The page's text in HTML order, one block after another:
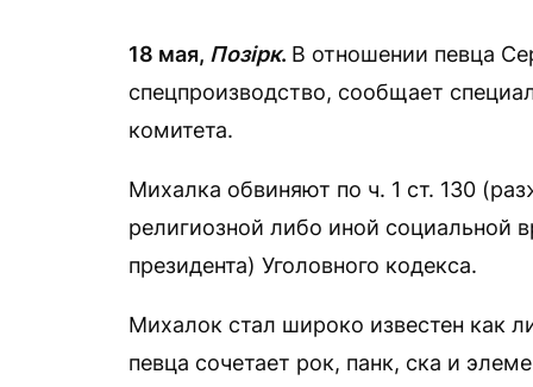
18 мая, Позірк. В отношении певца
спецпроизводство, сообщает
комитета.
Михалка обвиняют по ч. 1 ст. 130
религиозной либо иной социальной
президента) Уголовного кодекса.
Михалок стал широко известен как
певца сочетает рок, панк, ска и